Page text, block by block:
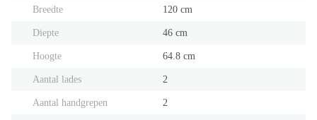
Breedte 120 cm
Diepte 46 cm
Hoogte 64.8 cm
Aantal lades 2
Aantal handgrepen 2